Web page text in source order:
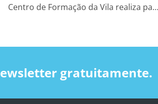
Centro de Formação da Vila realiza palestra com professor José Weinstein
gratuitamente.